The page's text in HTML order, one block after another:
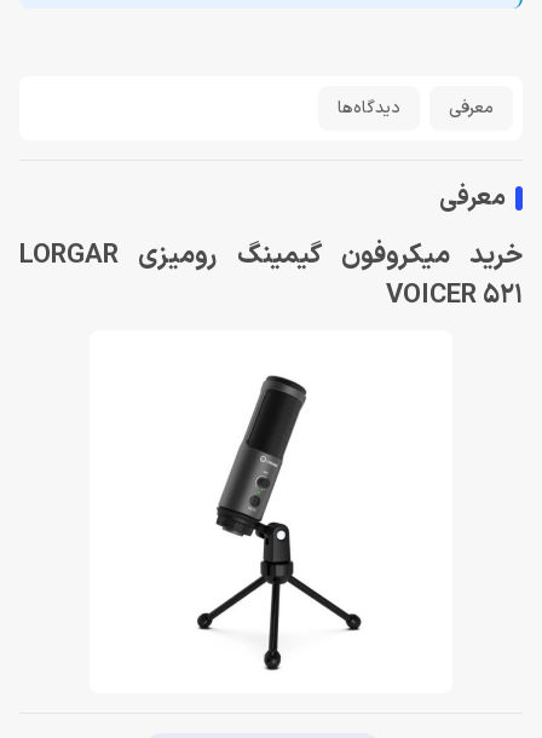
معرفی دیدگاه‌ها
معرفی
خرید میکروفون گیمینگ رومیزی LORGAR
VOICER 521